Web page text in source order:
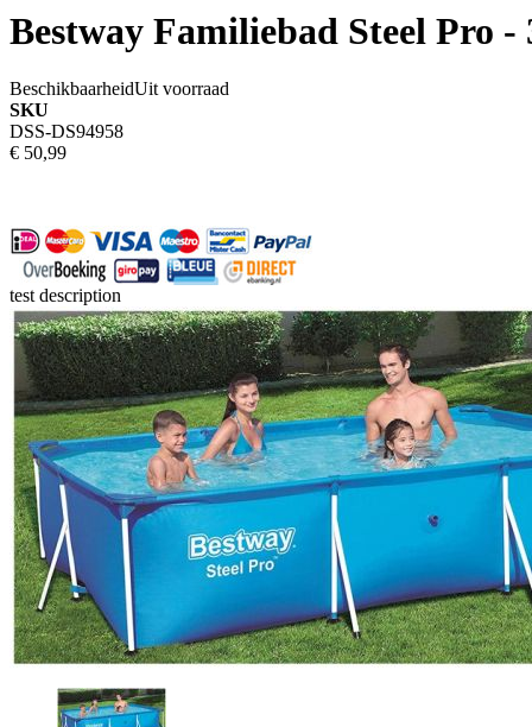
Bestway Familiebad Steel Pro -
BeschikbaarheidUit voorraad
SKU
DSS-DS94958
€ 50,99
test description